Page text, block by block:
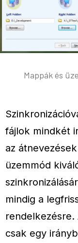
Mappák és
fájlok mindkét
az
üzemmód
mindig a
csak egy